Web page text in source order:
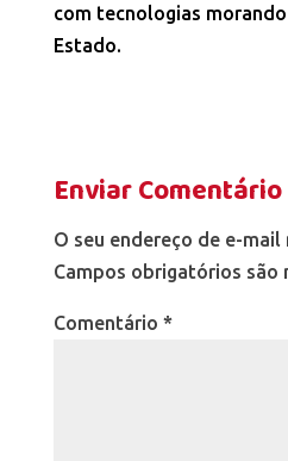
com tecnologias
Estado.
Enviar Comentário
O seu endereço de e-
Campos obrigatórios são
Comentário *